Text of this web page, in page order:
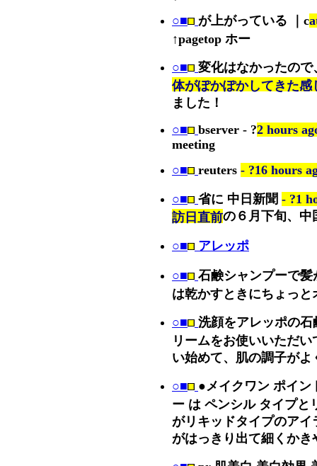
○■ が上がっている ｜c
↑pagetop ホー
○■ 変化はなかったので
体がぽかぽかしてきた感
ました！
○■ bserver - ?2 hours
meeting
○■ reuters - ?16 hours
○■ 省に 中日新聞 - ?1
訪日直前の６月下旬、中
○■ アレッポ
○■ 石鹸シャンプーで
は乾かすときにちょっ
○■ 洗顔をアレッポの
リームをお使いいただ
い始めて、肌の調子が
○■ ●メイクワン ポイン
ー は ペンシル タイプと
がリキッドタイプのア
がはっきり出て細くかき